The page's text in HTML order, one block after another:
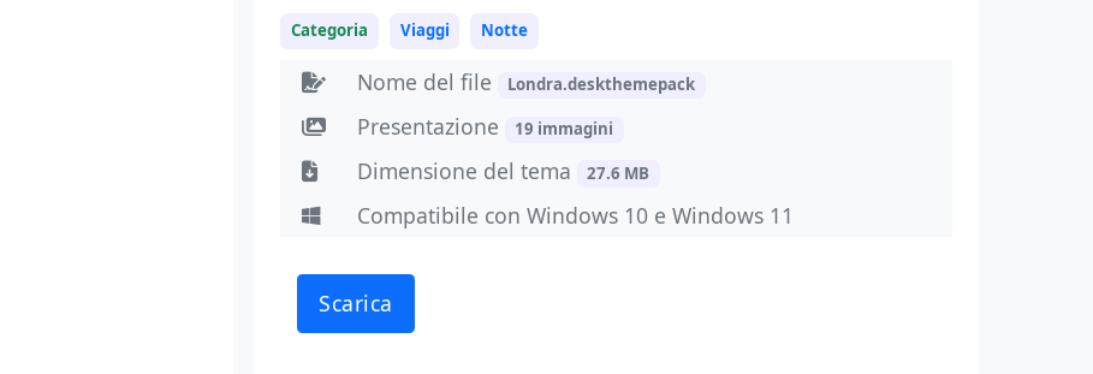
Categoria Viaggi Notte
Nome del file Londra.deskthemepack
Presentazione 19 immagini
Dimensione del tema 27.6 MB
Compatibile con Windows 10 e Windows 11
Scarica